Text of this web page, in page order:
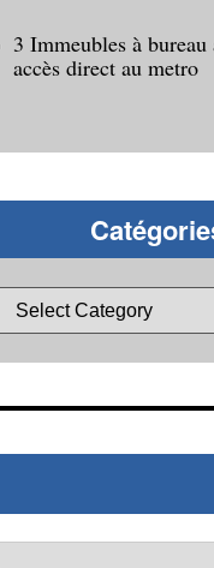
3 Immeubles à bureau
accès direct au metro